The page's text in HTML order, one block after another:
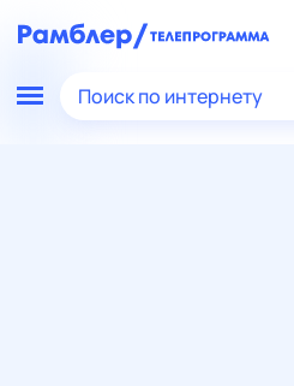
Поиск по интернету